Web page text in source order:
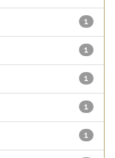
1
1
1
1
1